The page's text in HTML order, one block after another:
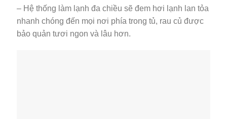
– Hệ thống làm lạnh đa chiều sẽ đem hơi lạnh lan tỏa
nhanh chóng đến mọi nơi phía trong tủ, rau củ được
bảo quản tươi ngon và lâu hơn.